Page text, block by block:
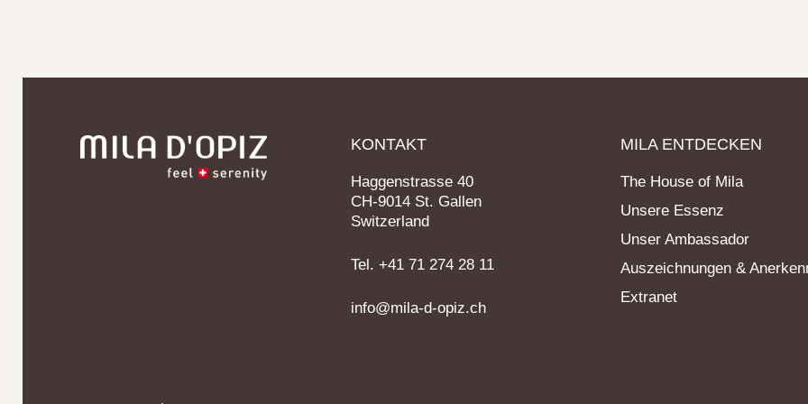
KONTAKT
Haggenstrasse 40
CH-9014 St. Gallen
Switzerland
Tel. +41 71 274 28 11
info@mila-d-opiz.ch
MILA ENTDECKEN
The House of Mila
Unsere Essenz
Unser Ambassador
Auszeichnungen &
Extranet